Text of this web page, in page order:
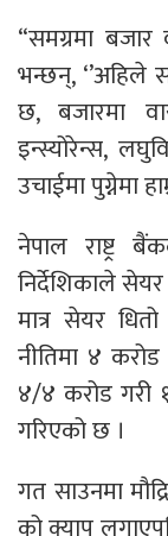
“समग्रमा
भन्छन्, ‘’अहिले
छ, बजारमा
इन्स्योरेन्स,
उचाईमा पुग्नेमा
नेपाल राष्ट्र
निर्देशिकाले
मात्र सेयर
नीतिमा ४
४/४ करोड गरी
गरिएको छ ।
गत साउनमा